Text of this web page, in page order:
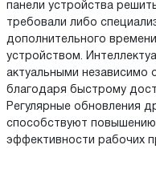
панели устройства
требовали либо
дополнительного
устройством.
актуальными независимо
благодаря быстрому
Регулярные обновления
способствуют
эффективности рабочих